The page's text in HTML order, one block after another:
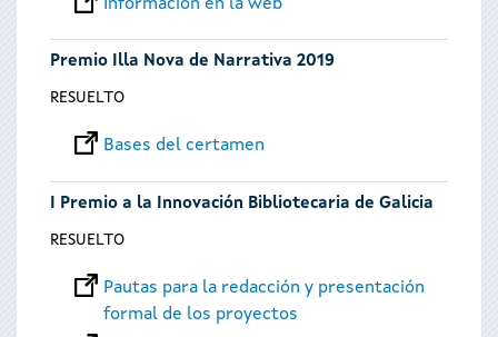
Información en la web
Premio Illa Nova de Narrativa 2019
RESUELTO
Bases del certamen
I Premio a la Innovación Bibliotecaria de Galicia
RESUELTO
Pautas para la redacción y presentación
formal de los proyectos